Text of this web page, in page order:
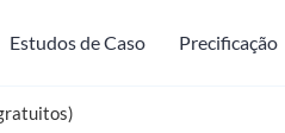
Estudos de Caso Precificação